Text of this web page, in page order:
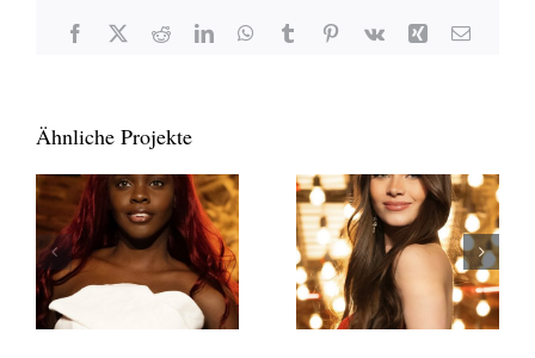
Facebook
X RedditLinkedInWhatsApp
TumblrPinterest
Vk Xing E-
Ähnliche Projekte